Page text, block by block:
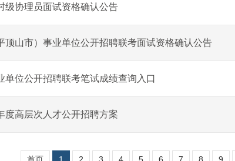
级协理员面试资格确认公告
顶山市）事业单位公开招聘联考面试资格确认公告
单位公开招聘联考笔试成绩查询入口
度高层次人才公开招聘方案